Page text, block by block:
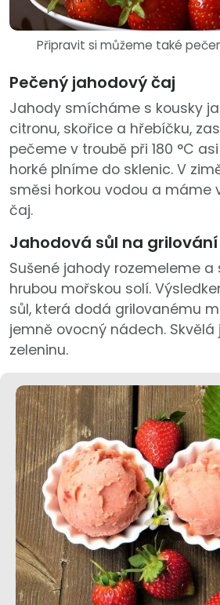
Připravit si můžeme také
Pečený jahodový čaj
Jahody smícháme s kousky
citronu, skořice a hřebíčku,
pečeme v troubě při 180 °C
horké plníme do sklenic. V
směsi horkou vodou a máme
čaj.
Jahodová sůl na grilování
Sušené jahody rozemeleme
hrubou mořskou solí.
sůl, která dodá grilovanému
jemně ovocný nádech. Skvělá
zeleninu.